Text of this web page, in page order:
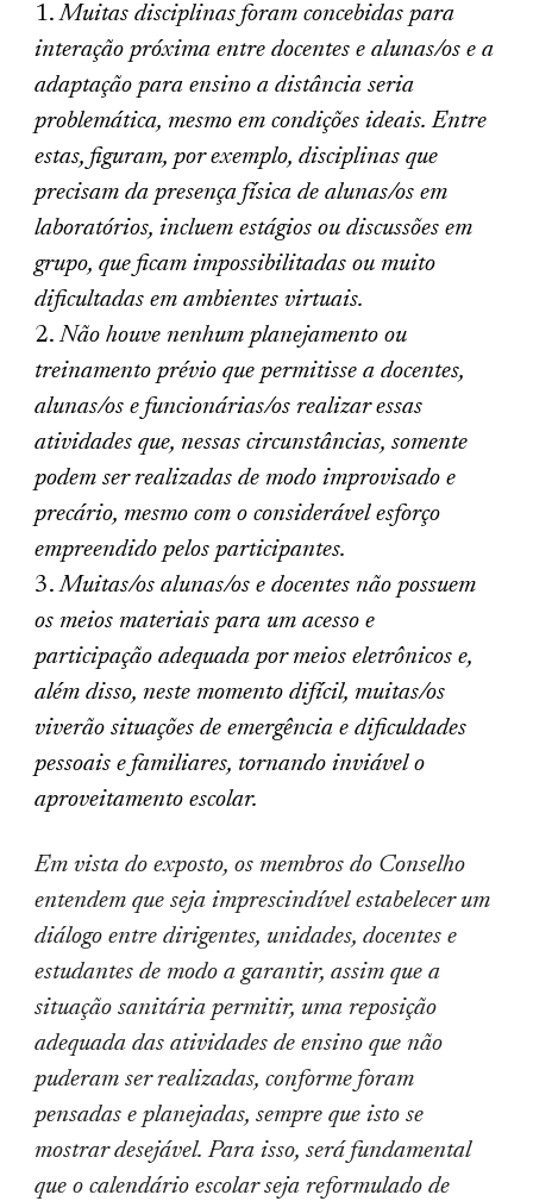
Muitas disciplinas foram concebidas para
interação próxima entre docentes e alunas/os e a
adaptação para ensino a distância seria
problemática, mesmo em condições ideais. Entre
estas, figuram, por exemplo, disciplinas que
precisam da presença física de alunas/os em
laboratórios, incluem estágios ou discussões em
grupo, que ficam impossibilitadas ou muito
dificultadas em ambientes virtuais.
Não houve nenhum planejamento ou
treinamento prévio que permitisse a docentes,
alunas/os e funcionárias/os realizar essas
atividades que, nessas circunstâncias, somente
podem ser realizadas de modo improvisado e
precário, mesmo com o considerável esforço
empreendido pelos participantes.
Muitas/os alunas/os e docentes não possuem
os meios materiais para um acesso e
participação adequada por meios eletrônicos e,
além disso, neste momento difícil, muitas/os
viverão situações de emergência e dificuldades
pessoais e familiares, tornando inviável o
aproveitamento escolar.
Em vista do exposto, os membros do Conselho
entendem que seja imprescindível estabelecer um
diálogo entre dirigentes, unidades, docentes e
estudantes de modo a garantir, assim que a
situação sanitária permitir, uma reposição
adequada das atividades de ensino que não
puderam ser realizadas, conforme foram
pensadas e planejadas, sempre que isto se
mostrar desejável. Para isso, será fundamental
que o calendário escolar seja reformulado de